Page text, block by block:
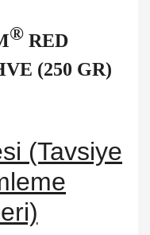
® RED
(250 GR)
(Tavsiye